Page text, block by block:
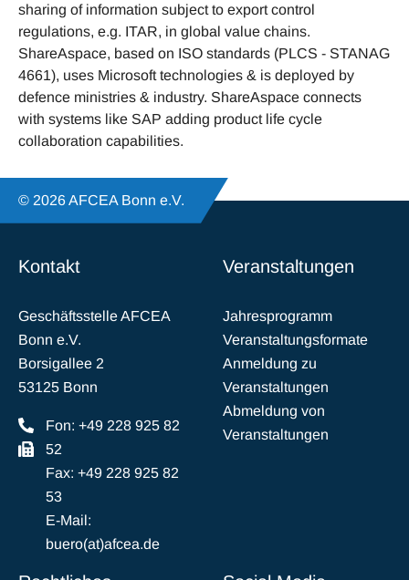
sharing of information subject to export control
regulations, e.g. ITAR, in global value chains.
ShareAspace, based on ISO standards (PLCS - STANAG
4661), uses Microsoft technologies & is deployed by
defence ministries & industry. ShareAspace connects
with systems like SAP adding product life cycle
collaboration capabilities.
© 2026 AFCEA Bonn e.V.
Kontakt
Geschäftsstelle AFCEA
Bonn e.V.
Borsigallee 2
53125 Bonn
Fon: +49 228 925 82
52
Fax: +49 228 925 82
53
E-Mail:
buero(at)afcea.de
Veranstaltungen
Jahresprogramm
Veranstaltungsformate
Anmeldung zu
Veranstaltungen
Abmeldung von
Veranstaltungen